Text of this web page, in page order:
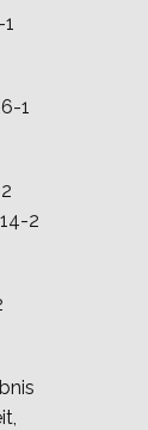
1
2